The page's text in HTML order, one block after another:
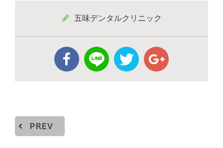
五味デンタルクリニック
PREV